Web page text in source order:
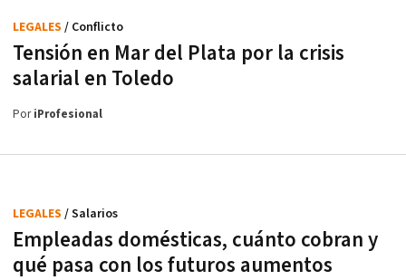
Tensión en Mar del Plata por la crisis
salarial en Toledo
LEGALES / Conflicto
PoriProfesional
Empleadas domésticas, cuánto cobran y
qué pasa con los futuros aumentos
LEGALES / Salarios